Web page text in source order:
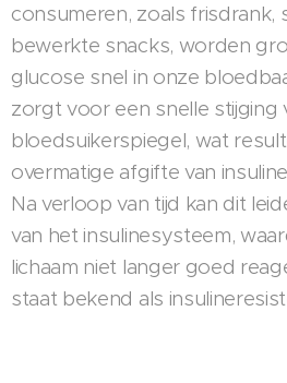
consumeren, zoals frisdrank,
bewerkte snacks, worden
glucose snel in onze
zorgt voor een snelle stijging
bloedsuikerspiegel, wat
overmatige afgifte van
Na verloop van tijd kan dit
van het insulinesysteem,
lichaam niet langer goed
staat bekend als